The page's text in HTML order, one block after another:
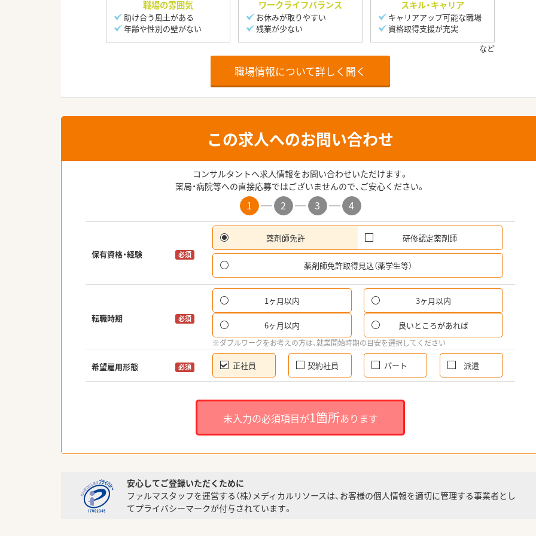
職場の雰囲気
助け合う風土がある
年齢や性別の壁がない
ワークライフバランス
お休みが取りやすい
残業が少ない
スキル・キャリア
キャリアアップ可能な職場
資格取得支援が充実
職場情報について詳しく聞く
この求人へのお問い合わせ
コンサルタントへ求人情報をお問い合わせいただけます。
薬局・病院等への直接応募ではございませんので、ご安心ください。
1 2 3 4
保有資格・経験 必須
薬剤師免許 研修認定薬剤師
薬剤師免許取得見込（薬学生等）
転職時期 必須
1ヶ月以内 3ヶ月以内
6ヶ月以内 良いところがあれば
※ダブルワークをお考えの方は、就業開始時期の目安を選択してください
希望雇用形態 必須 正社員 契約社員 パート 派遣
未入力の必須項目が1箇所あります
安心してご登録いただくために
ファルマスタッフを運営する（株）メディカルリソースは、お客様の個人情報を適切に管理する事業者とし
てプライバシーマークが付与されています。